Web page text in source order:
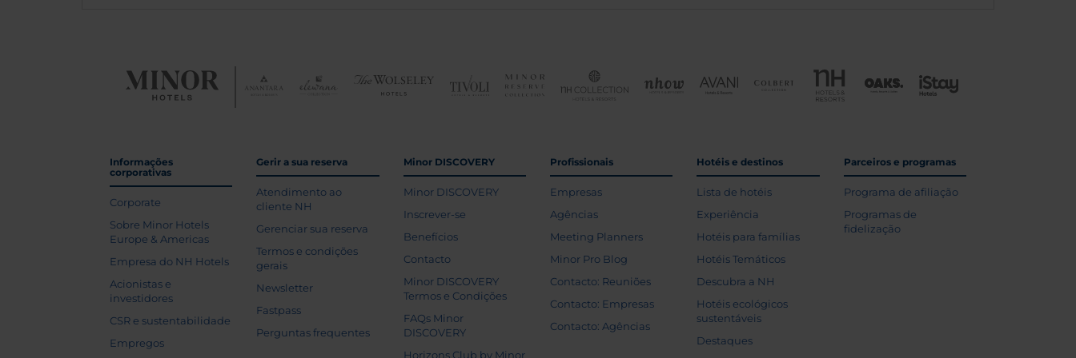
Informações
corporativas
Corporate
Sobre Minor Hotels
Europe & Americas
Empresa do NH Hotels
Acionistas e
investidores
CSR e sustentabilidade
Empregos
Gerir a sua reserva
Atendimento ao
cliente NH
Gerenciar sua reserva
Termos e condições
gerais
Newsletter
Fastpass
Perguntas frequentes
Minor DISCOVERY
Minor DISCOVERY
Inscrever-se
Benefícios
Contacto
Minor DISCOVERY
Termos e Condições
FAQs Minor
DISCOVERY
Horizons Club by Minor
Profissionais
Empresas
Agências
Meeting Planners
Minor Pro Blog
Contacto: Reuniões
Contacto: Empresas
Contacto: Agências
Hotéis e destinos
Lista de hotéis
Experiência
Hotéis para famílias
Hotéis Temáticos
Descubra a NH
Hotéis ecológicos
sustentáveis
Destaques
Parceiros e programas
Programa de afiliação
Programas de
fidelização